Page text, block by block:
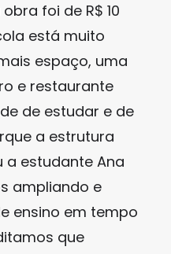
foi de R$ 10
está muito
espaço, uma
e restaurante
de estudar e de
a estrutura
a estudante Ana
ampliando e
ensino em tempo
que